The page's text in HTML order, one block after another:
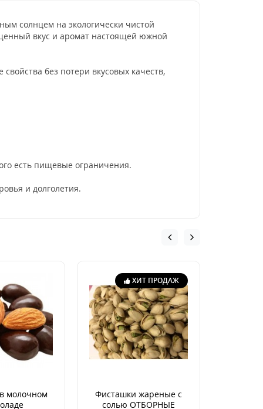
солнцем на экологически чистой
вкус и аромат настоящей южной
без потери вкусовых качеств,
есть пищевые ограничения.
и долголетия.
молочном
ХИТ ПРОДАЖ
Фисташки жареные с
солью ОТБОРНЫЕ